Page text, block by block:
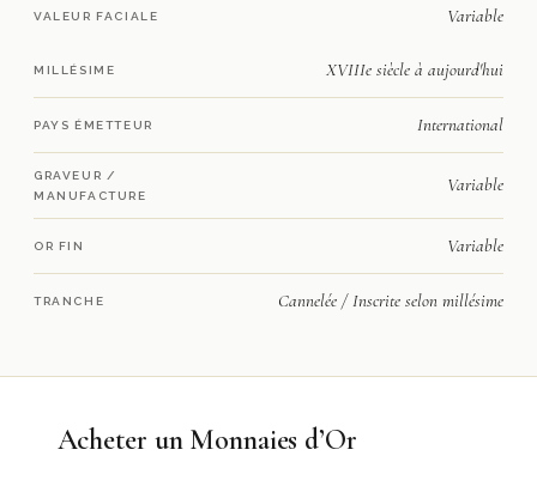
VALEUR FACIALE Variable
MILLÉSIME XVIIIe siècle à aujourd'hui
PAYS ÉMETTEUR International
GRAVEUR /
MANUFACTURE
Variable
OR FIN Variable
TRANCHE Cannelée / Inscrite selon millésime
Acheter un Monnaies d’Or